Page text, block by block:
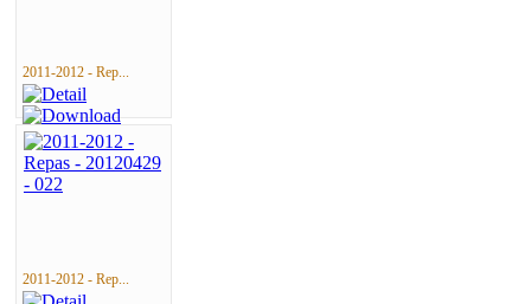
2011-2012 - Rep...
2011-2012 - Rep...